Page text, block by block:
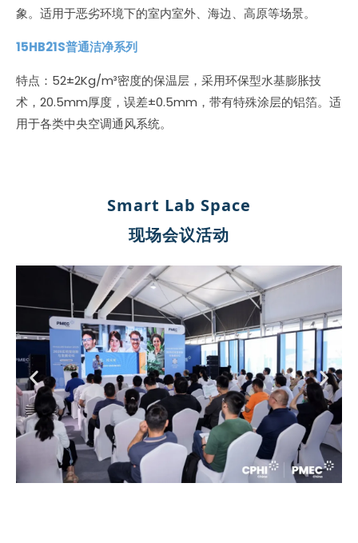
象。适用于恶劣环境下的室内室外、海边、高原等场景。
15HB21S普通洁净系列
特点：52±2Kg/m³密度的保温层，采用环保型水基膨胀技
术，20.5mm厚度，误差±0.5mm，带有特殊涂层的铝箔。适
用于各类中央空调通风系统。
Smart Lab Space
现场会议活动